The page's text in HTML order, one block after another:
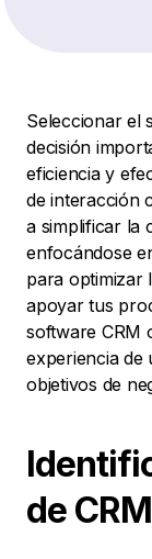
Seleccionar el
decisión
eficiencia y
de interacción
a simplificar la
enfocándose
para optimizar
apoyar tus
software CRM
experiencia de
objetivos de
de CRM